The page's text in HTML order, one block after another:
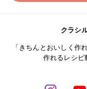
クラシ
「きちんとおいしく作
作れるレシピ